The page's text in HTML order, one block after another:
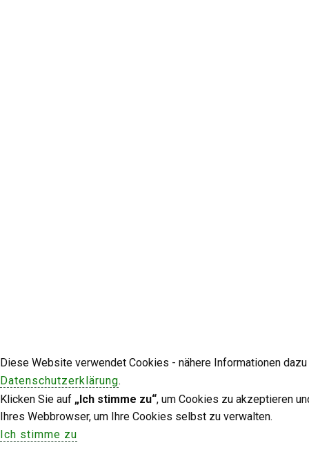
Diese Website verwendet Cookies - nähere Informationen
Datenschutzerklärung.
Klicken Sie auf „Ich stimme zu“, um Cookies zu akzeptieren
Ihres Webbrowser, um Ihre Cookies selbst zu verwalten.
Ich stimme zu